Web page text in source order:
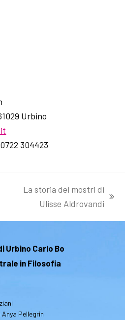
Urbino
304423
La storia dei mostri di
Ulisse Aldrovandi
Urbino Carlo Bo
in Filosofia
Pellegrin